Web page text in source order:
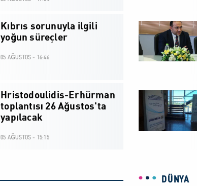
Kıbrıs sorunuyla ilgili
yoğun süreçler
05 AĞUSTOS - 16:46
Hristodoulidis-Erhürman
toplantısı 26 Ağustos'ta
yapılacak
05 AĞUSTOS - 15:15
DÜNYA